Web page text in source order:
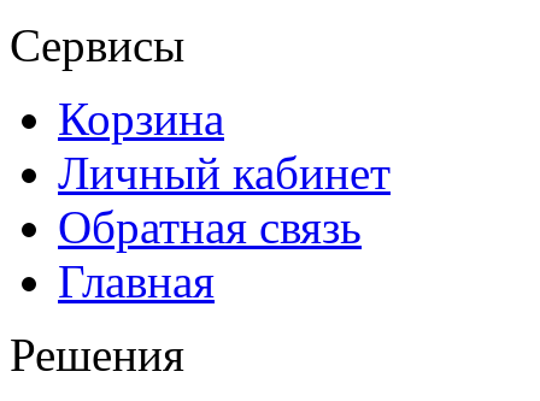
Сервисы
Корзина
Личный кабинет
Обратная связь
Главная
Решения